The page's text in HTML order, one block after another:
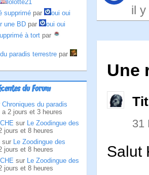
lolotte21
supprimé par
oui oui
une BD par
oui oui
à tort par
paradis terrestre par
du Forum
Chroniques du paradis
a 2 jours et 3 heures
sur Le Zoodingue des
jours et 8 heures
sur Le Zoodingue des
jours et 8 heures
sur Le Zoodingue des
jours et 8 heures
il
Une
31
Salut